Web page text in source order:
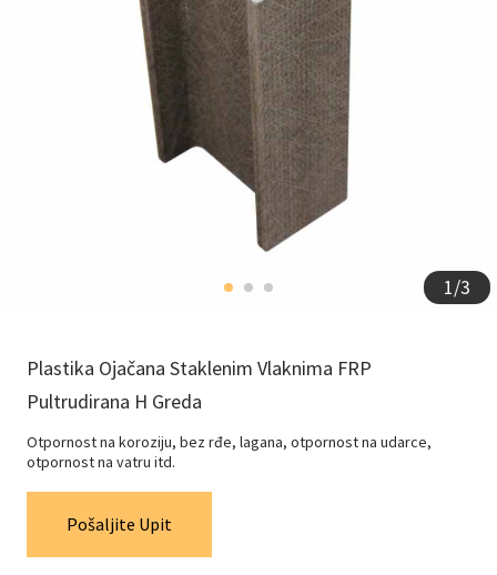
1/3
Plastika Ojačana Staklenim Vlaknima FRP
Pultrudirana H Greda
Otpornost na koroziju, bez rđe, lagana, otpornost na udarce,
otpornost na vatru itd.
Pošaljite Upit